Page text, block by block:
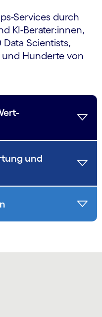
Services durch
KI-Berater:innen,
Scientists,
und Hunderte von
und